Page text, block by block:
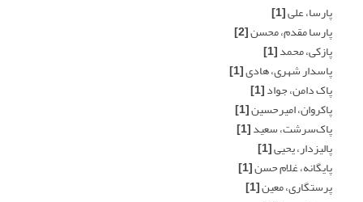
پارسا، علی[1]
پارسا مقدم، محسن[2]
پازکی، محمد[1]
پاسدار شهری، هادی[1]
پاک دامن، جواد[1]
پاکروان، امیرحسین[1]
پاک‌سرشت، سعید[1]
پالیزدار، یحیی[1]
پایگانه، غلام حسن[1]
پرستگاری، معین[1]